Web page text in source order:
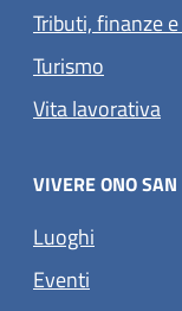
Tributi, finanze
Turismo
Vita lavorativa
VIVERE ONO SAN
Luoghi
Eventi